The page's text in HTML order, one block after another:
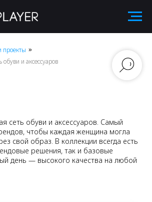
»
и аксессуаров
сеть обуви и аксессуаров. Самый
чтобы каждая женщина могла
свой образ. В коллекции всегда есть
решения, так и базовые
день — высокого качества на любой